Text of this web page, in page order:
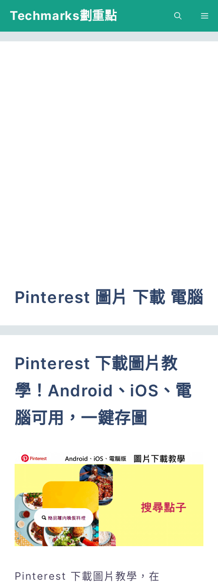
跳
主
Techmarks劃重點
Pinterest 圖片 下載 電腦
Pinterest 下載圖片教
學！Android、iOS、電
腦可用，一鍵存圖
Pinterest 下載圖片教學，在